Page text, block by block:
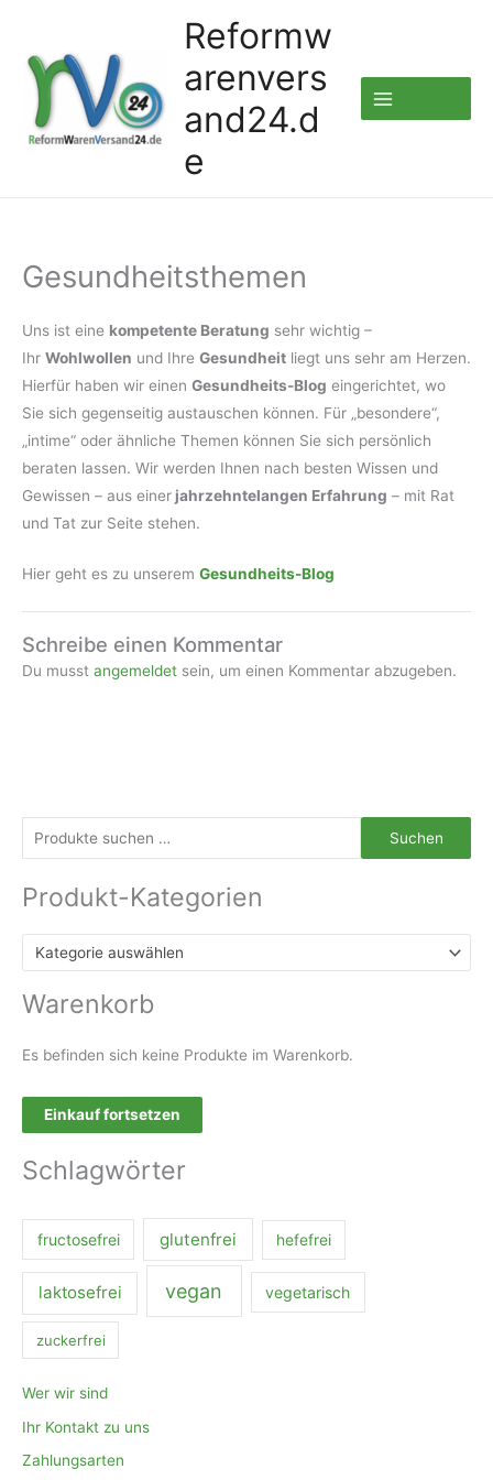
springen
Reformw
arenvers
and24.d
e
Gesundheitsthemen
Uns ist eine kompetente Beratung sehr wichtig –
Ihr Wohlwollen und Ihre Gesundheit liegt uns sehr am Herzen.
Hierfür haben wir einen Gesundheits-Blog eingerichtet, wo
Sie sich gegenseitig austauschen können. Für „besondere“,
„intime“ oder ähnliche Themen können Sie sich persönlich
beraten lassen. Wir werden Ihnen nach besten Wissen und
Gewissen – aus einer jahrzehntelangen Erfahrung – mit Rat
und Tat zur Seite stehen.
Hier geht es zu unserem Gesundheits-Blog
Schreibe einen Kommentar
Du musst angemeldet sein, um einen Kommentar abzugeben.
u
c
n
h
:
Suchen
Produkt-Kategorien
Kategorie auswählen
Warenkorb
Es befinden sich keine Produkte im Warenkorb.
Einkauf fortsetzen
Schlagwörter
fructosefrei glutenfrei hefefrei
laktosefrei vegan vegetarisch
zuckerfrei
Wer wir sind
Ihr Kontakt zu uns
Zahlungsarten